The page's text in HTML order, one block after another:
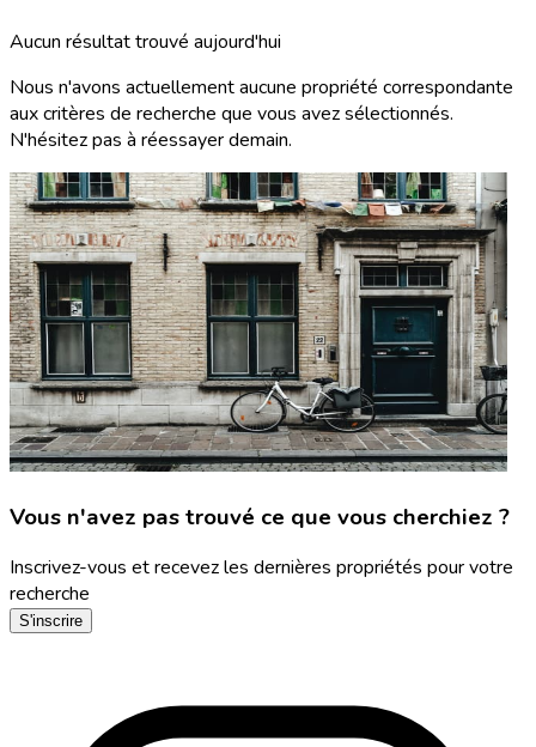
Aucun résultat trouvé aujourd'hui
Nous n'avons actuellement aucune propriété correspondante
aux critères de recherche que vous avez sélectionnés.
N'hésitez pas à réessayer demain.
Vous n'avez pas trouvé ce que vous cherchiez ?
Inscrivez-vous et recevez les dernières propriétés pour votre
recherche
S'inscrire